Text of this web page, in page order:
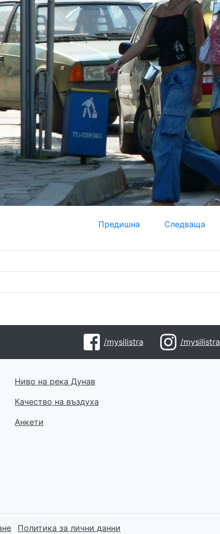
Предишна
Следваща
/mysilistra /mysilistra
Ниво на река Дунав
Качество на въздуха
Анкети
Политика за лични данни